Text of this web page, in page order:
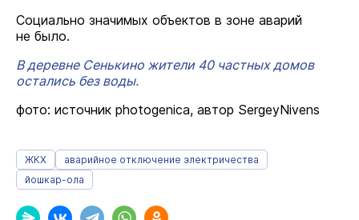
Социально значимых объектов в зоне аварий
не было.
В деревне Сенькино жители 40 частных домов
остались без воды.
фото: источник photogenica, автор SergeyNivens
ЖКХ
аварийное отключение электричества
йошкар-ола